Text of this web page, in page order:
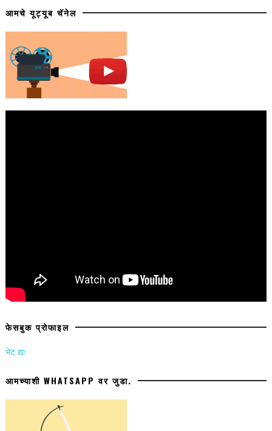
आमचे यूट्यूब चॅनेल
फेसबुक प्रोफाइल
भेट द्या
आमच्याशी WHATSAPP वर जुडा.